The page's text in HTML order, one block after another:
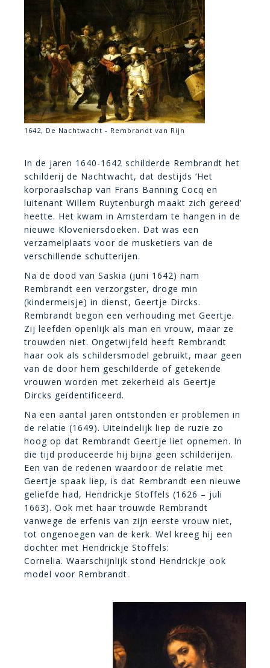
1642, De Nachtwacht - Rembrandt van Rijn
In de jaren 1640-1642 schilderde Rembrandt het
schilderij de Nachtwacht, dat destijds ‘Het
korporaalschap van Frans Banning Cocq en
luitenant Willem Ruytenburgh maakt zich gereed’
heette. Het kwam in Amsterdam te hangen in de
nieuwe Kloveniersdoeken. Dat was een
verzamelplaats voor de musketiers van de
verschillende schutterijen.
Na de dood van Saskia (juni 1642) nam
Rembrandt een verzorgster, droge min
(kindermeisje) in dienst, Geertje Dircks.
Rembrandt begon een verhouding met Geertje.
Zij leefden openlijk als man en vrouw, maar ze
trouwden niet. Ongetwijfeld heeft Rembrandt
haar ook als schildersmodel gebruikt, maar geen
van de door hem geschilderde of getekende
vrouwen worden met zekerheid als Geertje
Dircks geïdentificeerd.
Na een aantal jaren ontstonden er problemen in
de relatie (1649). Uiteindelijk liep de ruzie zo
hoog op dat Rembrandt Geertje liet opnemen. In
die tijd produceerde hij bijna geen schilderijen.
Een van de redenen waardoor de relatie met
Geertje spaak liep, is dat Rembrandt een nieuwe
geliefde had, Hendrickje Stoffels (1626 – juli
1663). Ook met haar trouwde Rembrandt
vanwege de erfenis van zijn eerste vrouw niet,
tot ongenoegen van de kerk. Wel kreeg hij een
dochter met Hendrickje Stoffels:
Cornelia. Waarschijnlijk stond Hendrickje ook
model voor Rembrandt.